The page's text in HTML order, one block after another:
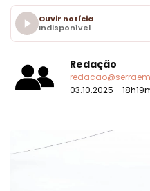
Ouvir notícia
Indisponível
Redação
03.10.2025 -